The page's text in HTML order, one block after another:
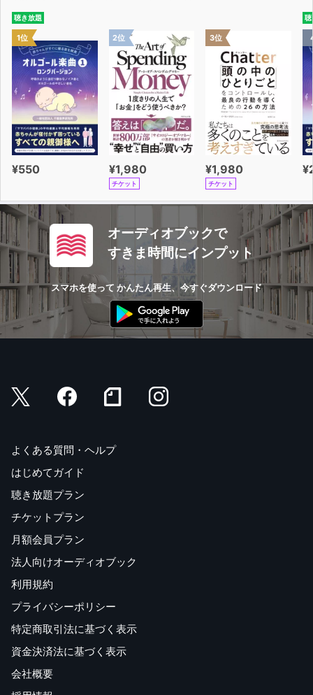
聴き放題
1位
¥550
2位
¥1,980
チケット
3位
¥1,980
チケット
聴
オーディオブックで
すきま時間にインプット
スマホを使って かんたん再生、今すぐダウンロード
よくある質問・ヘルプ
はじめてガイド
聴き放題プラン
チケットプラン
月額会員プラン
法人向けオーディオブック
利用規約
プライバシーポリシー
特定商取引法に基づく表示
資金決済法に基づく表示
会社概要